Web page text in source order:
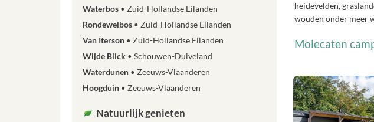
heidevelden,
wouden onder meer
Molecaten
Waterbos
Zuid-Hollandse Eilanden
Rondeweibos
Zuid-Hollandse Eilanden
Van Iterson
Zuid-Hollandse Eilanden
Wijde Blick
Schouwen-Duiveland
Waterdunen
Zeeuws-Vlaanderen
Hoogduin
Zeeuws-Vlaanderen
Natuurlijk genieten